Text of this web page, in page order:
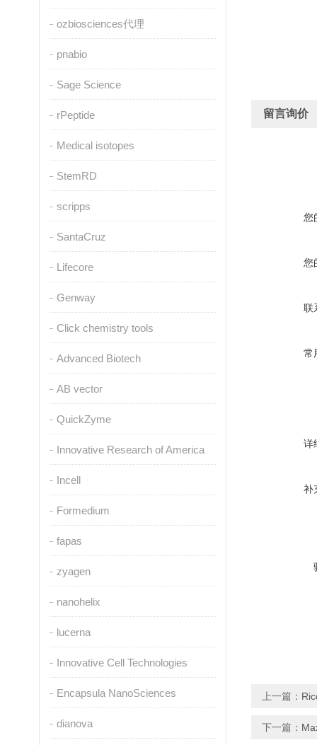
ozbiosciences代理
pnabio
Sage Science
rPeptide
Medical isotopes
StemRD
scripps
SantaCruz
Lifecore
Genway
Click chemistry tools
Advanced Biotech
AB vector
QuickZyme
Innovative Research of America
Incell
Formedium
fapas
zyagen
nanohelix
lucerna
Innovative Cell Technologies
Encapsula NanoSciences
dianova
留言询价
您
您
联
常
详
补
上一篇：
下一篇：